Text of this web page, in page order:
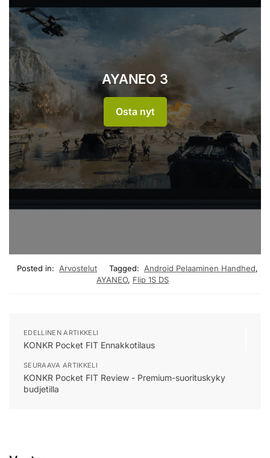
AYANEO 3
Osta nyt
Posted in: Arvostelut Tagged: Android Pelaaminen Handhed,
AYANEO, Flip 1S DS
EDELLINEN ARTIKKELI
KONKR Pocket FIT Ennakkotilaus
SEURAAVA ARTIKKELI
KONKR Pocket FIT Review - Premium-suorituskyky
budjetilla